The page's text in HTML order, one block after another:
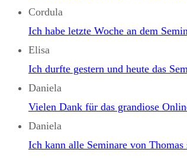
Cordula
Ich habe letzte Woche an dem
Elisa
Ich durfte gestern und heute das
Daniela
Vielen Dank für das grandiose
Daniela
Ich kann alle Seminare von